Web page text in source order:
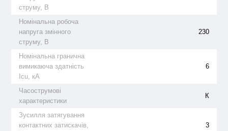
струму, В
Номінальна робоча
напруга змінного
струму, В
230
Номінальна гранична
вимикаюча здатність
Icu, кА
6
Часострумові
характеристики
К
Зусилля затягування
контактних затискачів,
3